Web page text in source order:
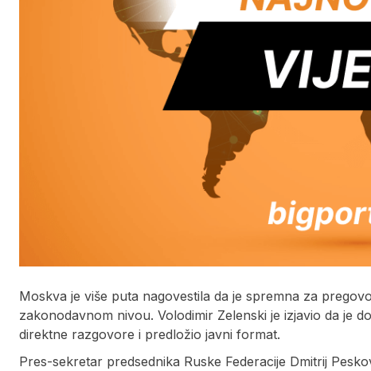
Moskva je više puta nagovestila da je spremna za
zakonodavnom nivou. Volodimir Zelenski je izjavio da je
direktne razgovore i predložio javni format.
Pres-sekretar predsednika Ruske Federacije Dmitrij